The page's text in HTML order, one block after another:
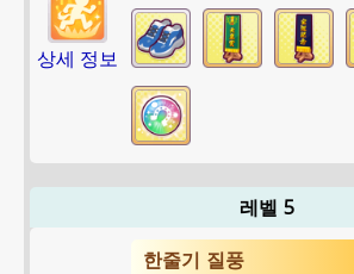
상세 정보
레벨 5
한줄기 질풍